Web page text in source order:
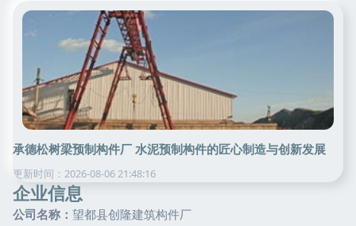
承德松树梁预制构件厂 水泥预制构件的匠心制造与创新发展
更新时间：2026-08-06 21:48:16
企业信息
公司名称： 望都县创隆建筑构件厂